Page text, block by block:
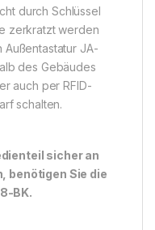
durch Schlüssel
zerkratzt werden
JA-
des Gebäudes
auch per RFID-
schalten.
sicher an
benötigen Sie die
BK.